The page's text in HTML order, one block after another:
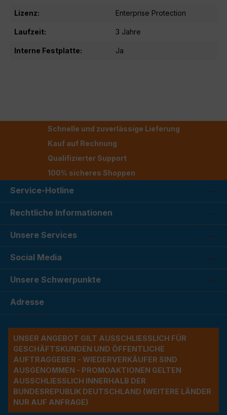
Lizenz: Enterprise Protection
Laufzeit: 3 Jahre
Interne Festplatte: Ja
Schnelle und zuverlässige Lieferung
Kauf auf Rechnung
Qualifizierter Support
100% sicheres Shoppen
Service-Hotline
Rechtliche Informationen
Unsere Services
Social Media
Unsere Schwerpunkte
Adresse
UNSER ANGEBOT GILT AUSSCHLIESSLICH FÜR G
ESCHÄFTSKUNDEN UND ÖFFENTLICHE A
UFTRAGGEBER - WIEDERVERKÄUFER SIND A
USGENOMMEN - PROMOAKTIONEN GELTEN A
USSCHLIESSLICH INNERHALB DER BU
NDESREPUBLIK DEUTSCHLAND (WEITERE LÄNDER NU
R AUF ANFRAGE)